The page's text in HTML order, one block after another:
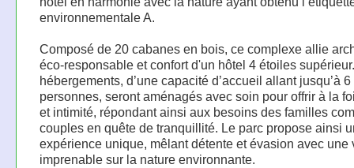
environnementale A.
Composé de 20 cabanes en bois, ce complexe allie
éco-responsable et confort d'un hôtel 4 étoiles
hébergements, d’une capacité d’accueil allant jusqu’à 6
personnes, seront aménagés avec soin pour offrir à la
et intimité, répondant ainsi aux besoins des familles
couples en quête de tranquillité. Le parc propose ainsi
expérience unique, mêlant détente et évasion avec une
imprenable sur la nature environnante.